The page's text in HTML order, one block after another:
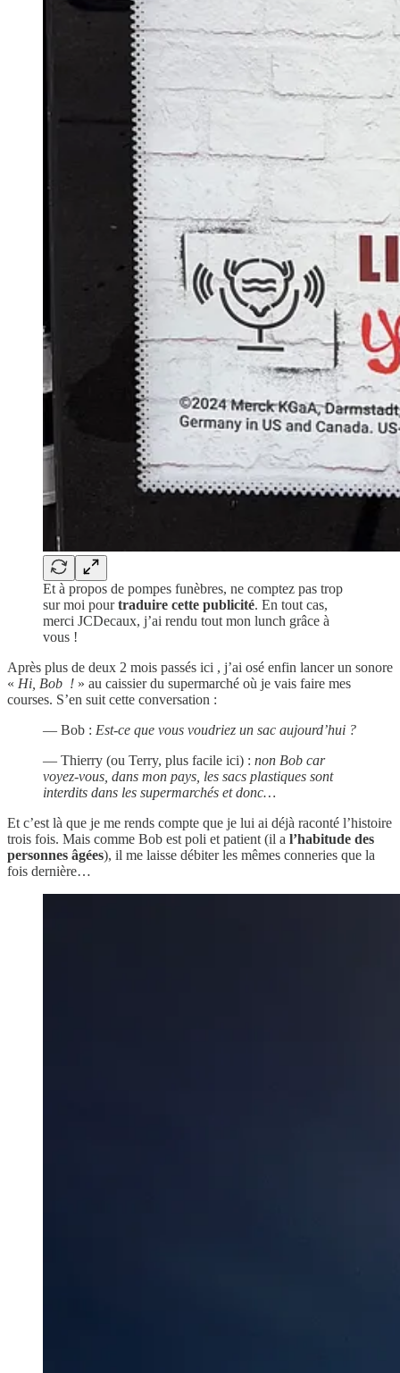
Et à propos de pompes funèbres, ne comptez pas trop
sur moi pourtraduire cette publicité. En tout cas,
merci JCDecaux, j’ai rendu tout mon lunch grâce à
vous !
Après plus de deux 2 mois passés ici , j’ai osé enfin lancer un sonore
« Hi, Bob ! » au caissier du supermarché où je vais faire mes
courses. S’en suit cette conversation :
— Bob : Est-ce que vous voudriez un sac aujourd’hui ?
— Thierry (ou Terry, plus facile ici) : non Bob car
voyez-vous, dans mon pays, les sacs plastiques sont
interdits dans les supermarchés et donc…
Et c’est là que je me rends compte que je lui ai déjà raconté l’histoire
trois fois. Mais comme Bob est poli et patient (il a l’habitude des
personnes âgées), il me laisse débiter les mêmes conneries que la
fois dernière…